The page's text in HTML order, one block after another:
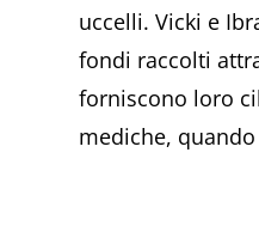
uccelli. Vicki e
fondi raccolti
forniscono loro
mediche,